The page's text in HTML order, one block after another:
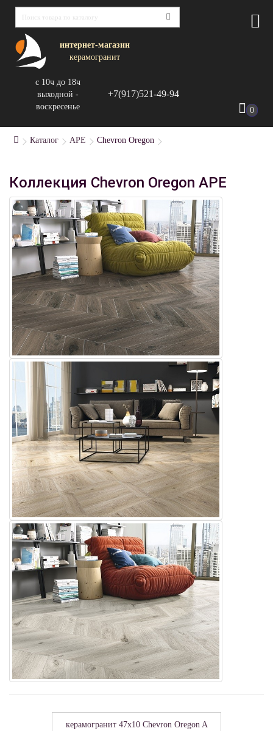
интернет-магазин
керамогранит
с 10ч до 18ч
выходной -
воскресенье
+7(917)521-49-94
0
Каталог APE Chevron Oregon
Коллекция Chevron Oregon APE
керамогранит 47x10 Chevron Oregon A